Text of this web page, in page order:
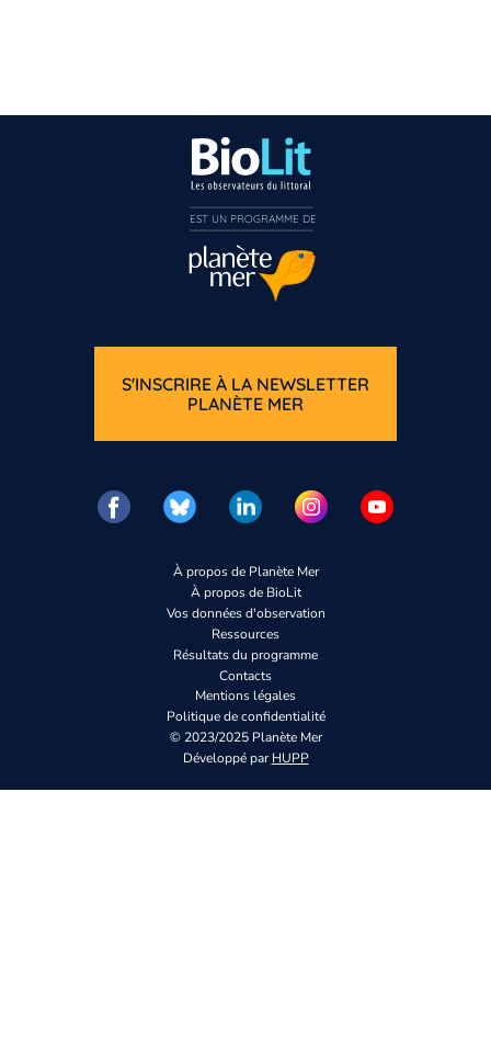
À propos de Planète Mer
À propos de BioLit
Vos données d'observation
Ressources
Résultats du programme
Contacts
Mentions légales
Politique de confidentialité
© 2023/2025 Planète Mer
Développé parHUPP
S'INSCRIRE À LA NEWSLETTER
PLANÈTE MER